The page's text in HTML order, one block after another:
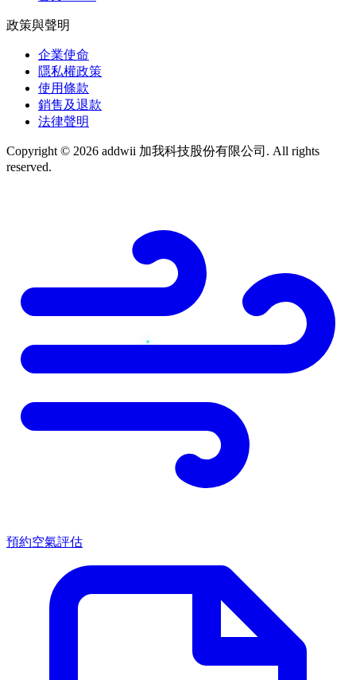
政策與聲明
企業使命
隱私權政策
使用條款
銷售及退款
法律聲明
Copyright © 2026 addwii 加我科技股份有限公司. All rights
reserved.
預約空氣評估